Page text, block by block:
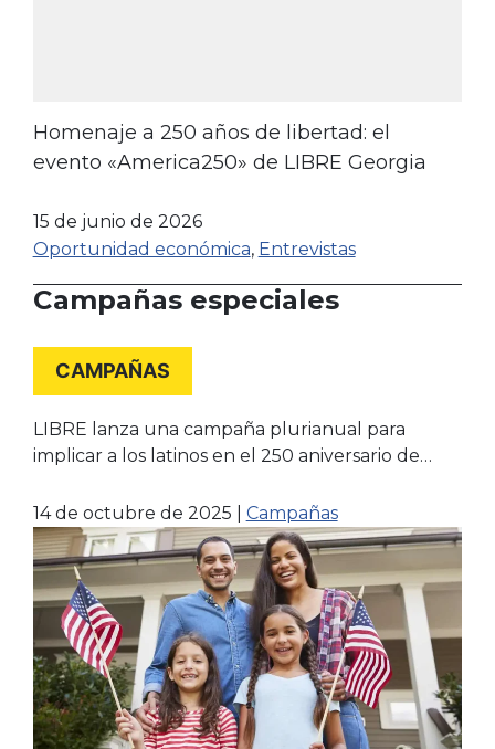
Homenaje a 250 años de libertad: el
evento «America250» de LIBRE Georgia
15 de junio de 2026
Oportunidad económica, Entrevistas
Campañas especiales
CAMPAÑAS
LIBRE lanza una campaña plurianual para
implicar a los latinos en el 250 aniversario de
14 de octubre de 2025
Campañas